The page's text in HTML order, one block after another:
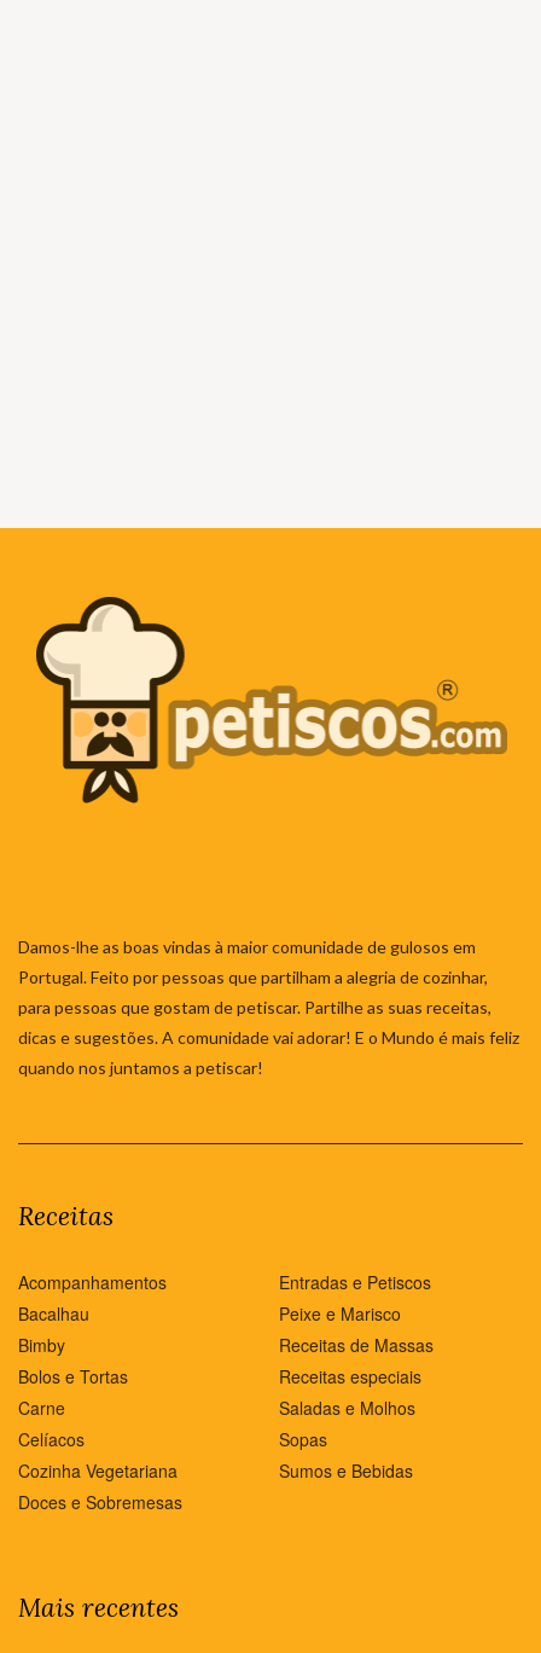
Damos-lhe as boas vindas à maior comunidade de gulosos em
Portugal. Feito por pessoas que partilham a alegria de cozinhar,
para pessoas que gostam de petiscar. Partilhe as suas receitas,
dicas e sugestões. A comunidade vai adorar! E o Mundo é mais feliz
quando nos juntamos a petiscar!
Receitas
Acompanhamentos
Bacalhau
Bimby
Bolos e Tortas
Carne
Celíacos
Cozinha Vegetariana
Doces e Sobremesas
Entradas e Petiscos
Peixe e Marisco
Receitas de Massas
Receitas especiais
Saladas e Molhos
Sopas
Sumos e Bebidas
Mais recentes